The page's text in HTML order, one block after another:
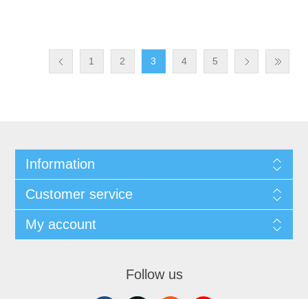
1 2 3 4 5
Information
Customer service
My account
Follow us